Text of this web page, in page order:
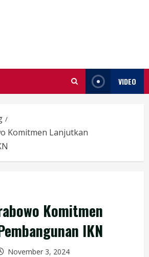
VIDEO
Komitmen Lanjutkan
Komitmen
IKN
November 3, 2024